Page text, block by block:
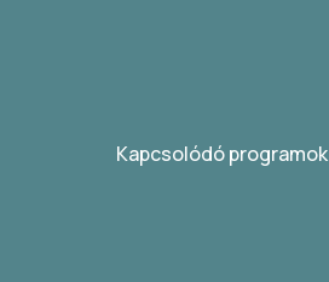
Kapcsolódó programok